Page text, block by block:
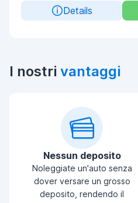
Details
I nostri vantaggi
Nessun deposito
Noleggiate un'auto senza
dover versare un grosso
deposito, rendendo il